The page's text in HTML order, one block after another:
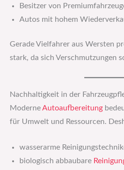
Besitzer von
Autos mit hohem
Gerade Vielfahrer aus Wersten
stark, da sich Verschmutzungen
Nachhaltigkeit in der
Moderne Autoaufbereitung
für Umwelt und Ressourcen.
wasserarme
biologisch abbaubare